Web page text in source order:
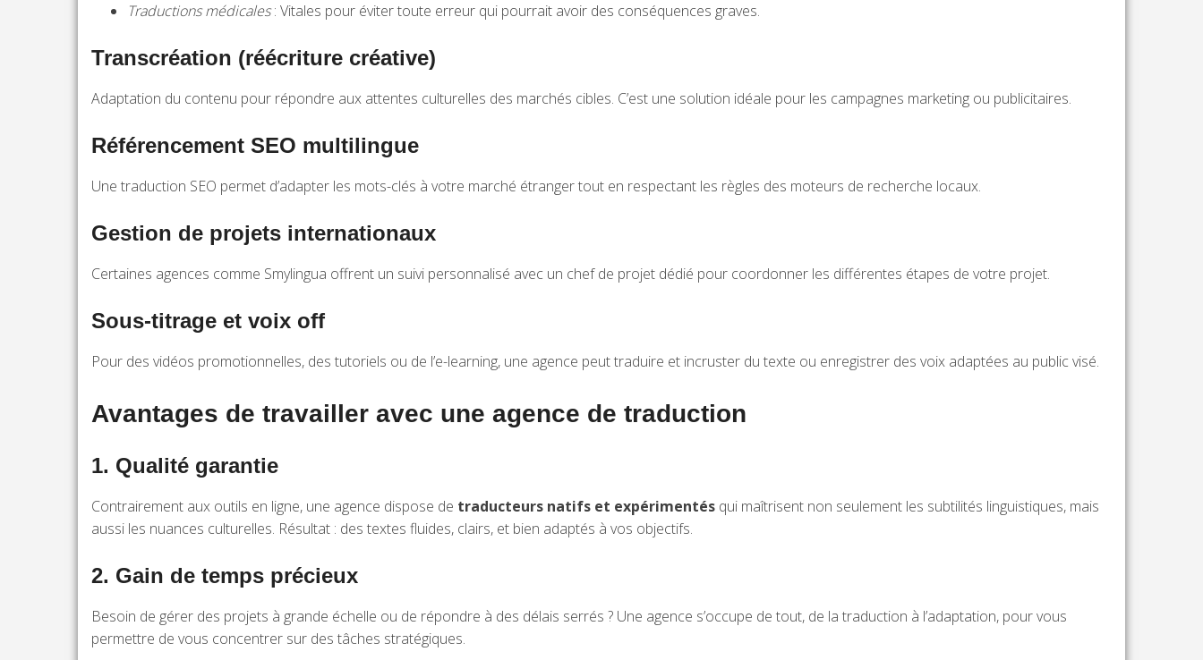
Traductions médicales: Vitales pour éviter toute erreur qui pourrait avoir des conséquences graves.
Transcréation (réécriture créative)
Adaptation du contenu pour répondre aux attentes culturelles des marchés cibles. C’est une solution idéale pour les campagnes marketing ou publicitaires.
Référencement SEO multilingue
Une traduction SEO permet d’adapter les mots-clés à votre marché étranger tout en respectant les règles des moteurs de recherche locaux.
Gestion de projets internationaux
Certaines agences comme Smylingua offrent un suivi personnalisé avec un chef de projet dédié pour coordonner les différentes étapes de votre projet.
Sous-titrage et voix off
Pour des vidéos promotionnelles, des tutoriels ou de l’e-learning, une agence peut traduire et incruster du texte ou enregistrer des voix adaptées au public visé.
Avantages de travailler avec une agence de traduction
1. Qualité garantie
Contrairement aux outils en ligne, une agence dispose de traducteurs natifs et expérimentés qui maîtrisent non seulement les subtilités linguistiques, mais
aussi les nuances culturelles. Résultat : des textes fluides, clairs, et bien adaptés à vos objectifs.
2. Gain de temps précieux
Besoin de gérer des projets à grande échelle ou de répondre à des délais serrés ? Une agence s’occupe de tout, de la traduction à l’adaptation, pour vous
permettre de vous concentrer sur des tâches stratégiques.